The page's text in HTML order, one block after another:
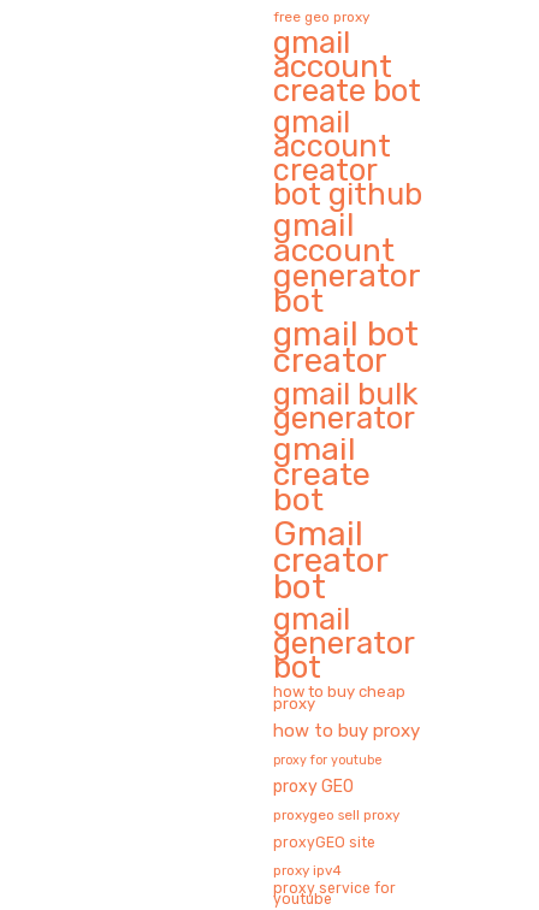
free geo proxy
gmail
account
create bot
gmail
account
creator
bot github
gmail
account
generator
bot
gmail bot
creator
gmail bulk
generator
gmail
create
bot
Gmail
creator
bot
gmail
generator
bot
how to buy cheap
proxy
how to buy proxy
proxy for youtube
proxy GEO
proxygeo sell proxy
proxyGEO site
proxy ipv4
proxy service for
youtube